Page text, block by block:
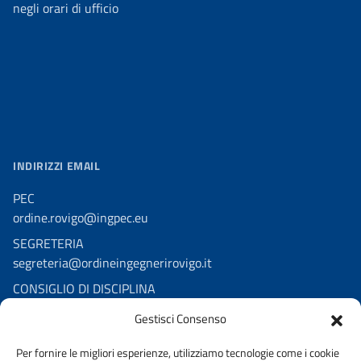
Gestisci Consenso
Per fornire le migliori esperienze, utilizziamo tecnologie come i cookie
negli orari di ufficio
INDIRIZZI EMAIL
PEC
ordine.rovigo@ingpec.eu
SEGRETERIA
segreteria@ordineingegnerirovigo.it
CONSIGLIO DI DISCIPLINA
consigliodisciplina.ro@pec.it